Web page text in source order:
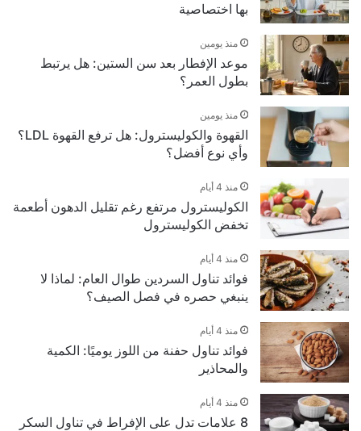
بها اختصاصية
منذ يومين
موعد الإفطار بعد سن الستين: هل يرتبط
بطول العمر؟
منذ يومين
القهوة والكوليسترول: هل ترفع القهوة LDL؟
وأي نوع أفضل؟
منذ 4 أيام
الكوليسترول مرتفع رغم تقليل الدهون أطعمة
تخفض الكوليسترول
منذ 4 أيام
فوائد تناول السردين طوال العام: لماذا لا
ينبغي حصره في فصل الصيف؟
منذ 4 أيام
فوائد تناول حفنة من اللوز يوميًا: الكمية
والمحاذير
منذ 4 أيام
8 علامات تدل على الإفراط في تناول السكر